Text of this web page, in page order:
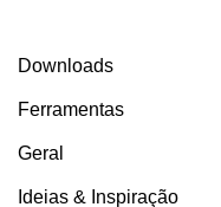
Downloads
Ferramentas
Geral
Ideias & Inspiração